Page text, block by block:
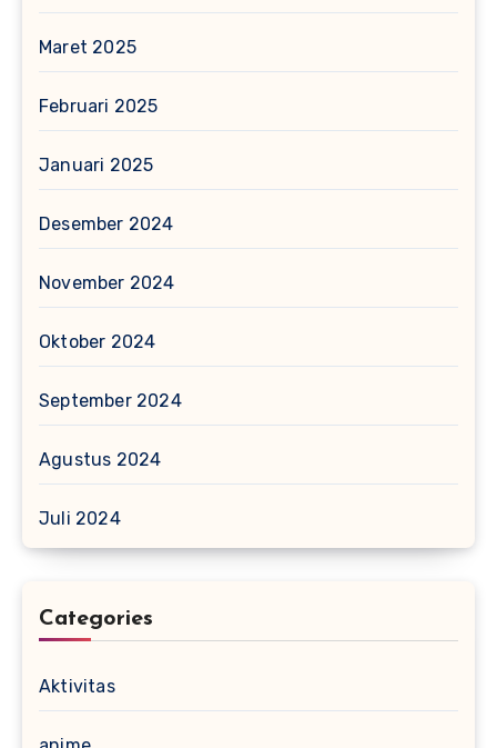
Maret 2025
Februari 2025
Januari 2025
Desember 2024
November 2024
Oktober 2024
September 2024
Agustus 2024
Juli 2024
Categories
Aktivitas